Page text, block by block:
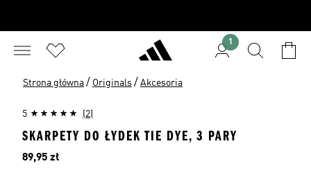
1
Strona główna / Originals / Akcesoria
5 (2)
SKARPETY DO ŁYDEK TIE DYE, 3 PARY
Cena
89,95 zł